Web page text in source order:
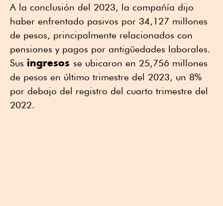
A la conclusión del 2023, la compañía dijo
haber enfrentado pasivos por 34,127 millones
de pesos, principalmente relacionados con
pensiones y pagos por antigüedades laborales.
Sus ingresos se ubicaron en 25,756 millones
de pesos en último trimestre del 2023, un 8%
por debajo del registro del cuarto trimestre del
2022.